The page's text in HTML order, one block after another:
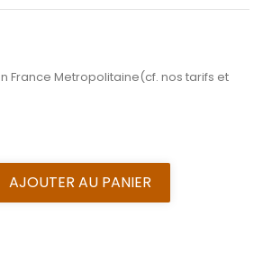
France Metropolitaine(cf. nos tarifs et
AJOUTER AU PANIER